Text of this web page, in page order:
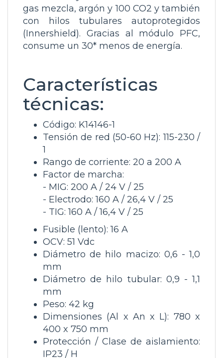
gas mezcla, argón y 100 CO2 y también
con hilos tubulares autoprotegidos
(Innershield). Gracias al módulo PFC,
consume un 30* menos de energía.
Características
técnicas:
Código: K14146-1
Tensión de red (50-60 Hz): 115-230 /
1
Rango de corriente: 20 a 200 A
Factor de marcha:
- MIG: 200 A / 24 V / 25
- Electrodo: 160 A / 26,4 V / 25
- TIG: 160 A / 16,4 V / 25
Fusible (lento): 16 A
OCV: 51 Vdc
Diámetro de hilo macizo: 0,6 - 1,0
mm
Diámetro de hilo tubular: 0,9 - 1,1
mm
Peso: 42 kg
Dimensiones (Al x An x L): 780 x
400 x 750 mm
Protección / Clase de aislamiento:
IP23 / H